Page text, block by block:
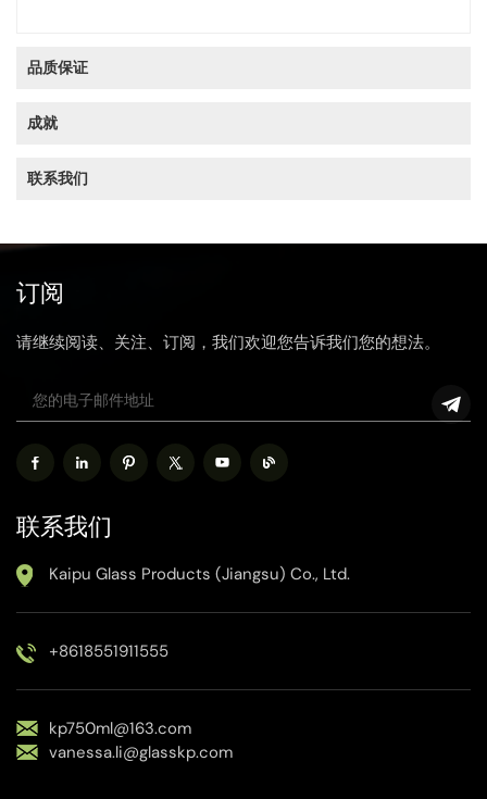
品质保证
成就
联系我们
订阅
请继续阅读、关注、订阅，我们欢迎您告诉我们您的想法。
联系我们
Kaipu Glass Products (Jiangsu) Co., Ltd.
+8618551911555
kp750ml@163.com
vanessa.li@glasskp.com